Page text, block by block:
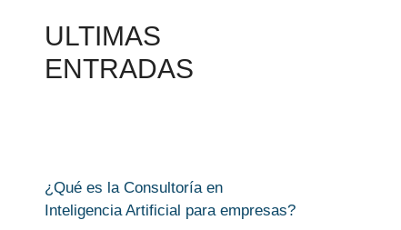
ULTIMAS
ENTRADAS
¿Qué es la Consultoría en
Inteligencia Artificial para empresas?